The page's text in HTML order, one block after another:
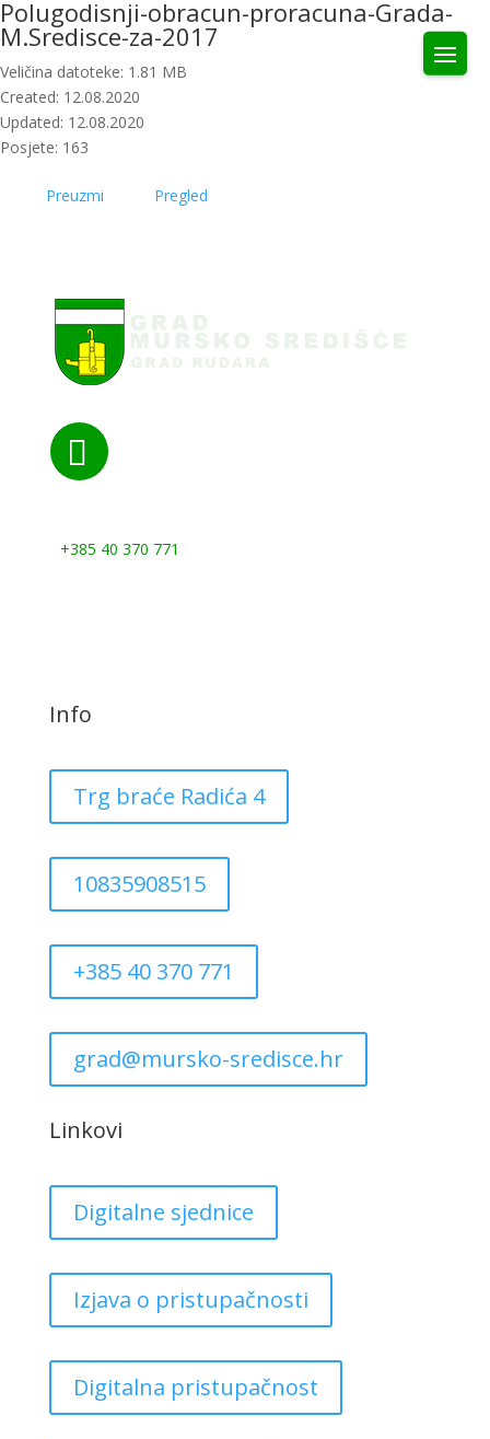
Polugodisnji-obracun-proracuna-Grada-
M.Sredisce-za-2017
Veličina datoteke: 1.81 MB
Created: 12.08.2020
Updated: 12.08.2020
Posjete: 163
Preuzmi Pregled

+385 40 370 771
Info
Trg braće Radića 4
10835908515
+385 40 370 771
grad@mursko-sredisce.hr
Linkovi
Digitalne sjednice
Izjava o pristupačnosti
Digitalna pristupačnost